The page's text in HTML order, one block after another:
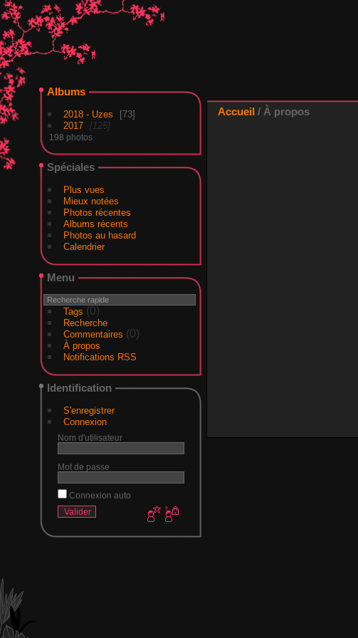
Albums
2018 - Uzes
73
2017
125
198 photos
Spéciales
Plus vues
Mieux notées
Photos récentes
Albums récents
Photos au hasard
Calendrier
Menu
Tags (0)
Recherche
Commentaires (0)
À propos
Notifications RSS
Identification
S'enregistrer
Connexion
Nom d'utilisateur
Mot de passe
Connexion auto
Accueil / À propos